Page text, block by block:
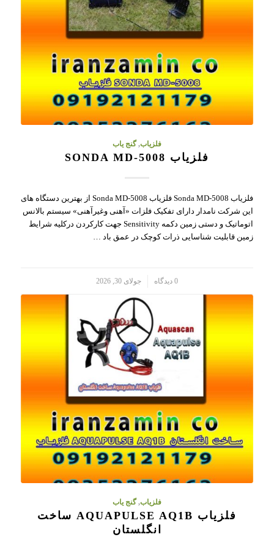
فلزیاب, گنج یاب
فلزیاب SONDA MD-5008
فلزیاب Sonda MD-5008 فلزیاب Sonda MD-5008 از بهترین دستگاه های
این شرکت نامدار دارای تفکیک فلزات «آهنی وغیرآهنی» سیستم بالانس
اتوماتیک و دستی زمین دکمه Sensitivity جهت کارکردن درکلیه شرایط
زمین قابلیت شناسایی ذرات کوچک در عمق باد …
0 دیدگاه جولای 30, 2026
فلزیاب, گنج یاب
فلزیاب AQUAPULSE AQ1B ساخت
انگلستان